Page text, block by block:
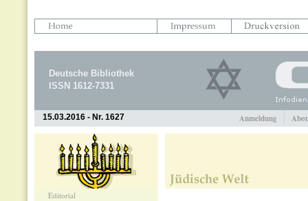
Deutsche Bibliothek
ISSN 1612-7331
15.03.2016 - Nr. 1627 Anmeldung
Editorial